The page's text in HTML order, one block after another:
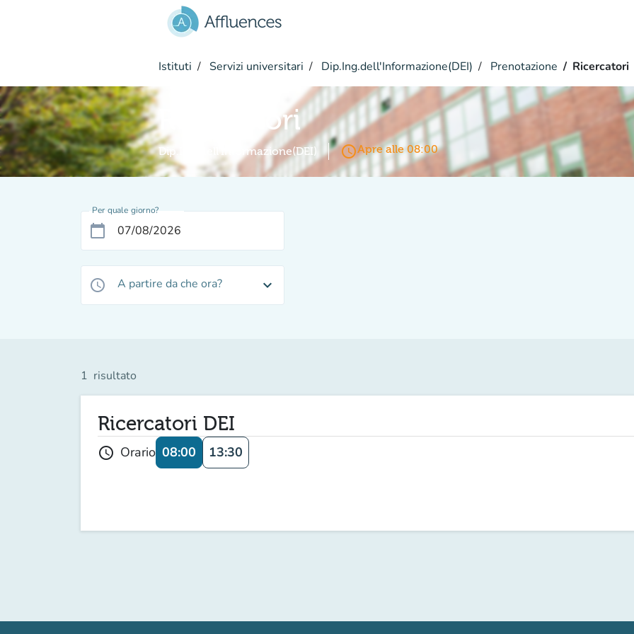
Istituti Servizi universitari Dip.Ing.dell'Informazione(DEI) Prenotazione Ricercatori
Ricercatori
Dip.Ing.dell'Informazione(DEI) access_timeApre alle 08:00
Per quale giorno?
calendar_today
access_time A partire da che ora? expand_more
1 risultato
Ricercatori DEI
schedule Orario 08:00 13:30